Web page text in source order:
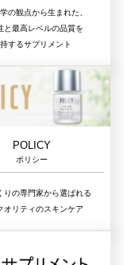
の観点から生まれた、
と最高レベルの品質を
するサプリメント
POLICY
ポリシー
りの専門家から選ばれる
オリティのスキンケア